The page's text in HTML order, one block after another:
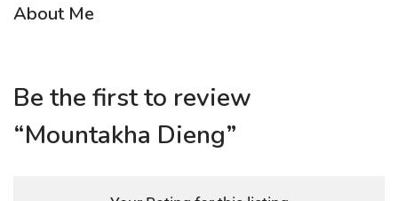
About Me
Be the first to review
“Mountakha Dieng”